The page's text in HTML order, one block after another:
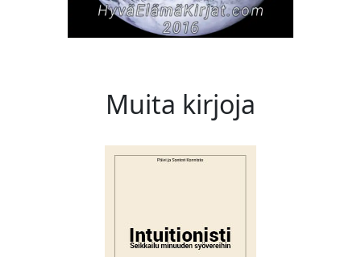
Muita kirjoja